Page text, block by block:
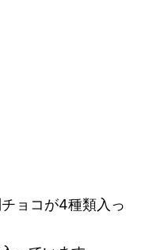
ョコが4種類入っ